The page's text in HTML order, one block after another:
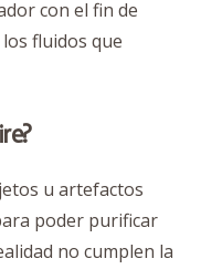
con el fin de
fluidos que
u artefactos
poder purificar
no cumplen la